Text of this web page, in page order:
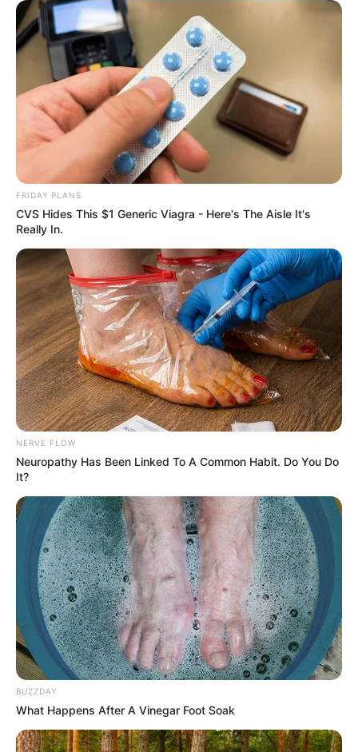
Pinterest
Magia do crochê
FRIDAY PLANS
CVS Hides This $1 Generic Viagra - Here's The Aisle It's
Really In.
NERVE FLOW
Neuropathy Has Been Linked To A Common Habit. Do You Do
It?
BUZZDAY
What Happens After A Vinegar Foot Soak